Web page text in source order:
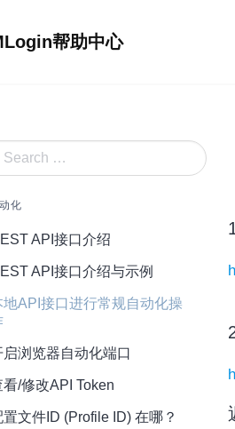
帮助中心
化
API接口介绍
API接口介绍与示例
地API接口进行常规自动化操
启浏览器自动化端口
看/修改API Token
置文件ID (Profile ID) 在哪？